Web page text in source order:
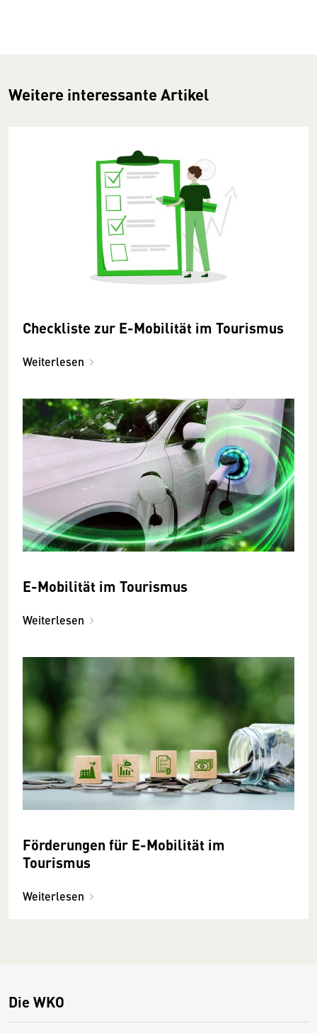
Weitere interessante Artikel
Checkliste zur E-Mobilität im Tourismus
Weiterlesen
E-Mobilität im Tourismus
Weiterlesen
Förderungen für E-Mobilität im
Tourismus
Weiterlesen
Die WKO